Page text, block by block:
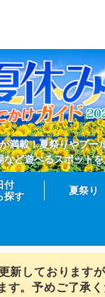
満載！夏祭りやプー
など遊べるスポット
付
探す
夏祭り
新しております
す。予めご了承く